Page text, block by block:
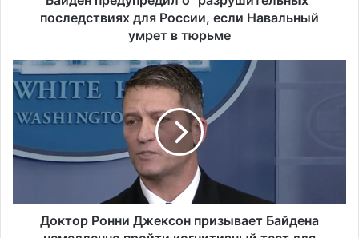
е
д
и
л
"
последствиях для России, если Навальный
умрет в тюрьме
Д
о
к
т
р
н
Доктор Ронни Джексон призывает Байдена